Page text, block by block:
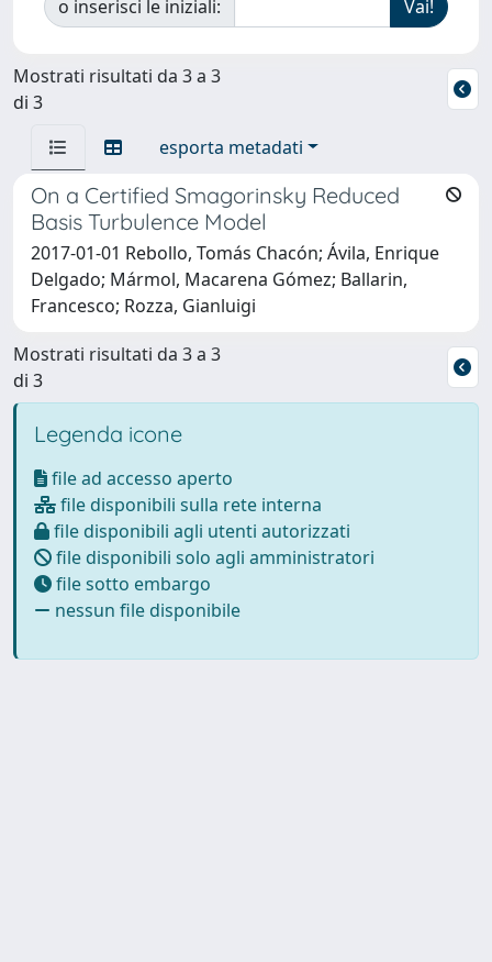
o inserisci le iniziali:
Mostrati risultati da 3 a 3
di 3
esporta metadati
On a Certified Smagorinsky Reduced
Basis Turbulence Model
2017-01-01 Rebollo, Tomás Chacón; Ávila, Enrique
Delgado; Mármol, Macarena Gómez; Ballarin,
Francesco; Rozza, Gianluigi
Mostrati risultati da 3 a 3
di 3
Legenda icone
file ad accesso aperto
file disponibili sulla rete interna
file disponibili agli utenti autorizzati
file disponibili solo agli amministratori
file sotto embargo
nessun file disponibile